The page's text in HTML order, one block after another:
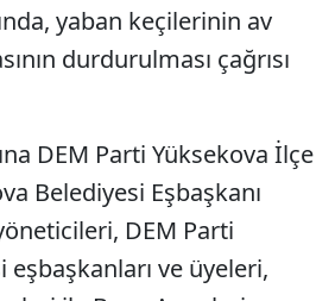
yaban keçilerinin av
durdurulması çağrısı
DEM Parti Yüksekova İlçe
Belediyesi Eşbaşkanı
DEM Parti
ve üyeleri,